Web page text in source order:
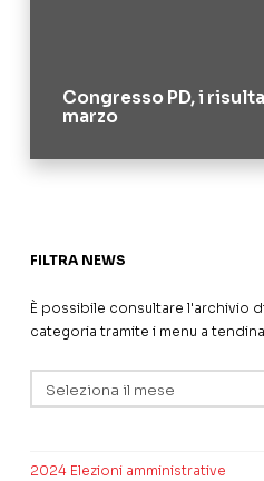
Congresso PD, i
marzo
FILTRA NEWS
È possibile consultare l'archivio
categoria tramite i menu a
2024 Elezioni amministrative